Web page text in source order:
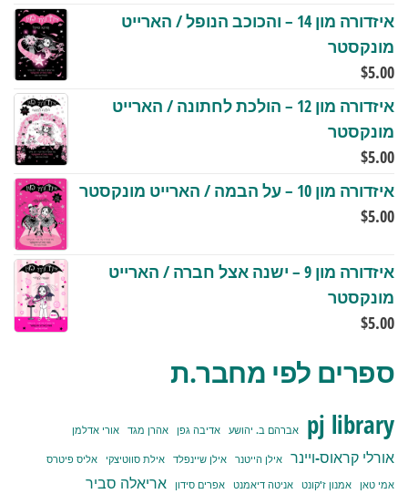
איזדורה מון 14 – והכוכב הנופל / הארייט
מונקסטר
$5.00
איזדורה מון 12 – הולכת לחתונה / הארייט
מונקסטר
$5.00
איזדורה מון 10 – על הבמה / הארייט מונקסטר
$5.00
איזדורה מון 9 – ישנה אצל חברה / הארייט
מונקסטר
$5.00
ספרים לפי מחבר.ת
pj library אברהם ב. יהושע אדיבה גפן אהרן מגד אורי אדלמן
אורלי קראוס-ויינר אילן הייטנר אילן שיינפלד אילת סווטיצקי
אליס פיטרס
אמי טאן
אמנון ז'קונט אניטה דיאמנט אפרים סידון
אריאלה סביר